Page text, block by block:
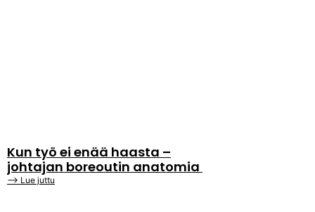
Kun työ ei enää haasta –
johtajan boreoutin anatomia
⟶ Lue juttu